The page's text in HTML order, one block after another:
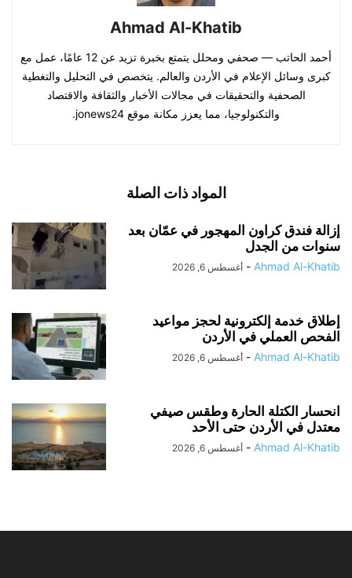
Ahmad Al-Khatib
أحمد الحاتب — صحفي ومحلل يتمتع بخبرة تزيد عن 12 عامًا، عمل مع
كبرى وسائل الإعلام في الأردن والعالم. يتخصص في التحليل والتغطية
الصحفية والتحقيقات في مجالات الأخبار والثقافة والاقتصاد
والتكنولوجيا، مما يعزز مكانة موقع jonews24.
المواد ذات الصلة
إزالة فندق كراون المهجور في عمّان بعد
سنوات من الجدل
Ahmad Al-Khatib
- أغسطس 6, 2026
إطلاق خدمة إلكترونية لحجز مواعيد
الفحص العملي في الأردن
Ahmad Al-Khatib
- أغسطس 6, 2026
انحسار الكتلة الحارة وطقس صيفي
معتدل في الأردن حتى الأحد
Ahmad Al-Khatib
- أغسطس 6, 2026